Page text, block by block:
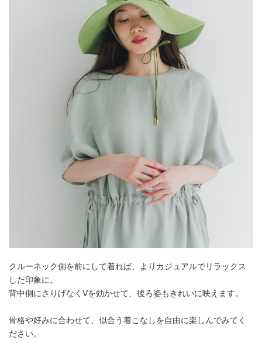
クルーネック側を前にして着れば、よりカジュアルでリラックス
した印象に。
背中側にさりげなくVを効かせて、後ろ姿もきれいに映えます。
骨格や好みに合わせて、似合う着こなしを自由に楽しんでみてく
ださい。